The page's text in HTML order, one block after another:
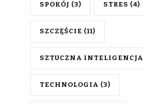
SPOKÓJ (3) STRES (4)
SZCZĘŚCIE (11)
SZTUCZNA INTELIGENCJA
TECHNOLOGIA (3)